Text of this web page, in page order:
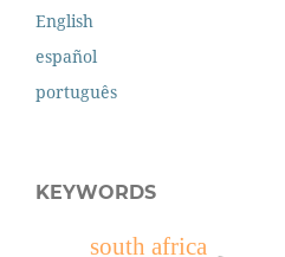
English
español
português
KEYWORDS
south africa